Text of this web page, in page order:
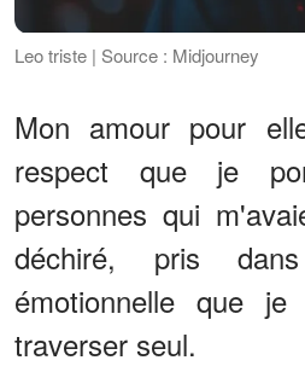
Leo triste | Source : Midjourney
Mon amour pour
respect que je
personnes qui
déchiré, pris
émotionnelle que
traverser seul.